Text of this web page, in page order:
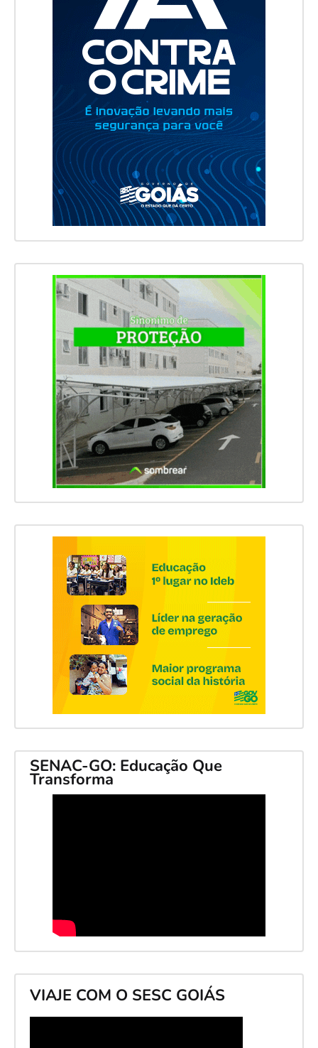
SENAC-GO: Educação Que
Transforma
VIAJE COM O SESC GOIÁS